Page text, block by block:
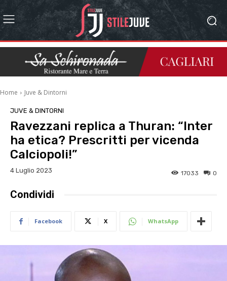
Home Juve & Dintorni
JUVE & DINTORNI
Ravezzani replica a Thuran: “Inter
ha etica? Prescritti per vicenda
Calciopoli!”
4 Luglio 2023 0
17033
Condividi
Facebook X WhatsApp